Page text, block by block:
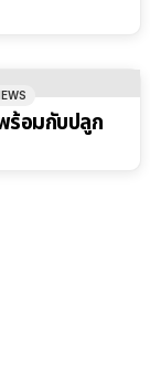
ร้อมกับปลูก